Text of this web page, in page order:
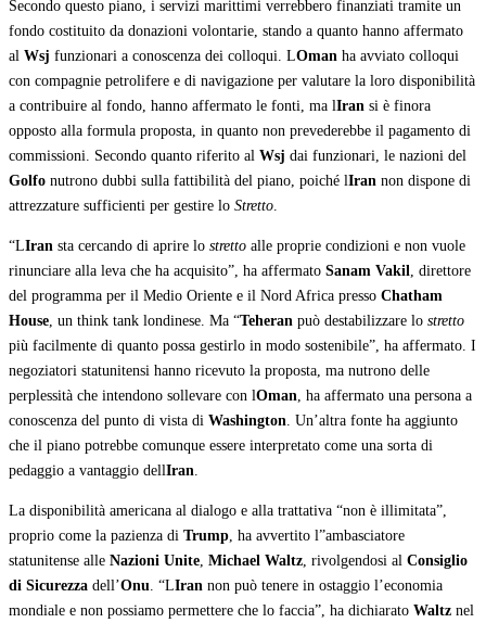
Secondo questo piano, i servizi marittimi verrebbero finanziati tramite un
fondo costituito da donazioni volontarie, stando a quanto hanno affermato
al Wsj funzionari a conoscenza dei colloqui. LOman ha avviato colloqui
con compagnie petrolifere e di navigazione per valutare la loro disponibilità
a contribuire al fondo, hanno affermato le fonti, ma lIran si è finora
opposto alla formula proposta, in quanto non prevederebbe il pagamento di
commissioni. Secondo quanto riferito al Wsj dai funzionari, le nazioni del
Golfo nutrono dubbi sulla fattibilità del piano, poiché lIran non dispone di
attrezzature sufficienti per gestire lo Stretto.
“LIran sta cercando di aprire lo stretto alle proprie condizioni e non vuole
rinunciare alla leva che ha acquisito”, ha affermato Sanam Vakil, direttore
del programma per il Medio Oriente e il Nord Africa presso Chatham
House, un think tank londinese. Ma “Teheran può destabilizzare lo stretto
più facilmente di quanto possa gestirlo in modo sostenibile”, ha affermato. I
negoziatori statunitensi hanno ricevuto la proposta, ma nutrono delle
perplessità che intendono sollevare con lOman, ha affermato una persona a
conoscenza del punto di vista di Washington. Un’altra fonte ha aggiunto
che il piano potrebbe comunque essere interpretato come una sorta di
pedaggio a vantaggio dellIran.
La disponibilità americana al dialogo e alla trattativa “non è illimitata”,
proprio come la pazienza di Trump, ha avvertito l”ambasciatore
statunitense alle Nazioni Unite, Michael Waltz, rivolgendosi al Consiglio
di Sicurezza dell’Onu. “LIran non può tenere in ostaggio l’economia
mondiale e non possiamo permettere che lo faccia”, ha dichiarato Waltz nel